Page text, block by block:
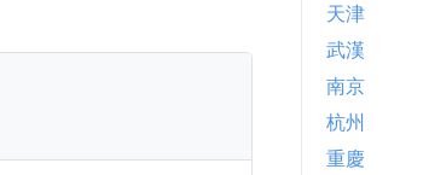
天津
武漢
南京
杭州
重慶